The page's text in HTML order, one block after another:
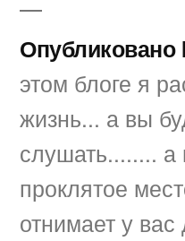
этом блоге я
жизнь... а вы
слушать........ а
проклятое
отнимает у вас